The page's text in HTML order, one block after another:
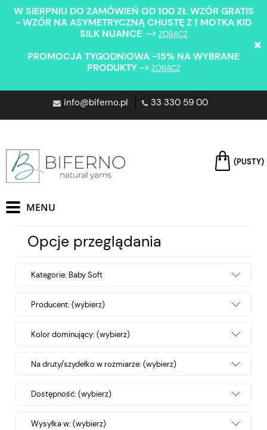
W SIERPNIU DO ZAMÓWIEŃ OD 100 ZŁ WZÓR GRATIS
- WZÓR NA ASYMETRYCZNĄ CHUSTĘ Z 1 MOTKA KID
SILK NUANCE -> ZOBACZ
PROMOCJA TYGODNIOWA -15% NA WYBRANE
PRODUKTY -> ZOBACZ
info@biferno.pl 33 330 59 00
(PUSTY)
Opcje przeglądania
Kategorie: Baby Soft
Producent: (wybierz)
Kolor dominujący: (wybierz)
Na druty/szydełko w rozmiarze: (wybierz)
Dostępność: (wybierz)
Wysyłka w: (wybierz)